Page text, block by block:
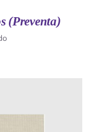
(Preventa)